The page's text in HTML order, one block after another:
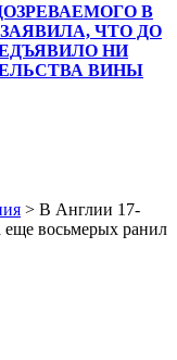
В
ЧТО ДО
НИ
ВИНЫ
> В Англии 17-
еще восьмерых ранил